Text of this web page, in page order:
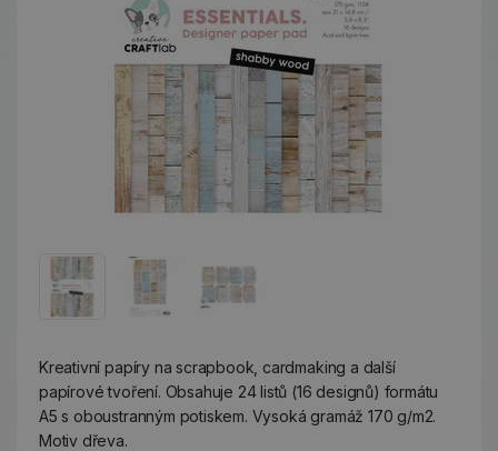
Kreativní papíry na scrapbook, cardmaking a další
papírové tvoření. Obsahuje 24 listů (16 designů) formátu
A5 s oboustranným potiskem. Vysoká gramáž 170 g/m2.
Motiv dřeva.